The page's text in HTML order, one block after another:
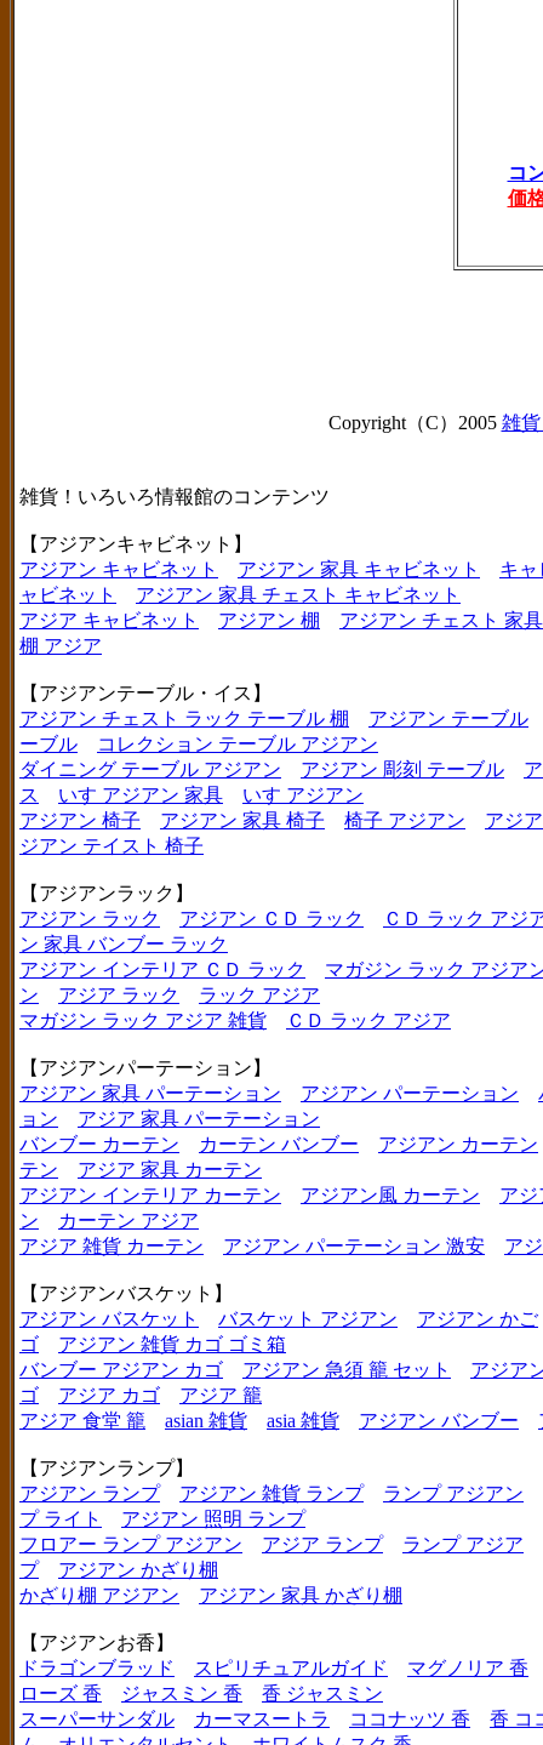
コ
価
Copyright（C）2005 雑
雑貨！いろいろ情報館のコンテンツ
【アジアンキャビネット】
アジアン キャビネット
アジアン 家具 キャビネット
キャ
ャビネット
アジアン 家具 チェスト キャビネット
アジア キャビネット
アジアン 棚
アジアン チェスト 家
棚 アジア
【アジアンテーブル・イス】
アジアン チェスト ラック テーブル 棚
アジアン テーブル
ーブル
コレクション テーブル アジアン
ダイニング テーブル アジアン
アジアン 彫刻 テーブル
ス
いす アジアン 家具
いす アジアン
アジアン 椅子
アジアン 家具 椅子 椅子 アジアン
アジ
ジアン テイスト 椅子
【アジアンラック】
アジアン ラック
アジアン ＣＤ ラック
ＣＤ ラック アジ
ン 家具 バンブー ラック
アジアン インテリア ＣＤ ラック
マガジン ラック アジア
ン
アジア ラック
ラック アジア
マガジン ラック アジア 雑貨
ＣＤ ラック アジア
【アジアンパーテーション】
アジアン 家具 パーテーション
アジアン パーテーション
ョン
アジア 家具 パーテーション
バンブー カーテン
カーテン バンブー
アジアン カーテン
テン
アジア 家具 カーテン
アジアン インテリア カーテン
アジアン風 カーテン
アジ
ン
カーテン アジア
アジア 雑貨 カーテン
アジアン パーテーション 激安 ア
【アジアンバスケット】
アジアン バスケット
バスケット アジアン
アジアン かご
ゴ
アジアン 雑貨 カゴ ゴミ箱
バンブー アジアン カゴ
アジアン 急須 籠 セット
アジア
ゴ
アジア カゴ
アジア 籠
アジア 食堂 籠
asian 雑貨 asia 雑貨 アジアン バンブー
【アジアンランプ】
アジアン ランプ
アジアン 雑貨 ランプ
ランプ アジアン
プ ライト
アジアン 照明 ランプ
フロアー ランプ アジアン
アジア ランプ
ランプ アジア
プ
アジアン かざり棚
かざり棚 アジアン
アジアン 家具 かざり棚
【アジアンお香】
ドラゴンブラッド
スピリチュアルガイド
マグノリア 香
ローズ 香
ジャスミン 香
香 ジャスミン
スーパーサンダル
カーマスートラ ココナッツ 香
香 コ